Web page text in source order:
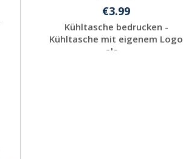
€3.99
Kühltasche bedrucken -
Kühltasche mit eigenem Logo
als ...